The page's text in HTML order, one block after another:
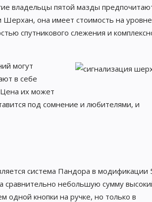
владельцы пятой мазды
она имеет стоимость на
спутникового слежения и
могут
в себе
их может
под сомнение и любителями, и
система Пандора в модификации
сравнительно небольшую сумму
одной кнопки на ручке, но только в